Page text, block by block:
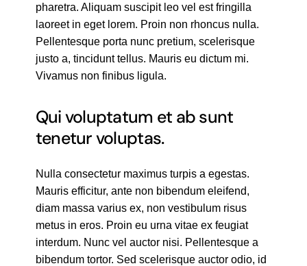
pharetra. Aliquam suscipit leo vel est fringilla
laoreet in eget lorem. Proin non rhoncus nulla.
Pellentesque porta nunc pretium, scelerisque
justo a, tincidunt tellus. Mauris eu dictum mi.
Vivamus non finibus ligula.
Qui voluptatum et ab sunt
tenetur voluptas.
Nulla consectetur maximus turpis a egestas.
Mauris efficitur, ante non bibendum eleifend,
diam massa varius ex, non vestibulum risus
metus in eros. Proin eu urna vitae ex feugiat
interdum. Nunc vel auctor nisi. Pellentesque a
bibendum tortor. Sed scelerisque auctor odio, id